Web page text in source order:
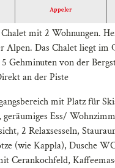
Appeler
mit 2 Wohnungen.
Alpen. Das Chalet liegt im
Gehminuten von der
an der Piste
mit Platz für
Ess/
2 Relaxsesseln,
(wie Kappla), Dusche
Cerankochfeld,